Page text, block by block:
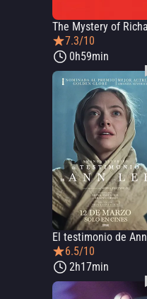
7.3/10
0h59min
6.5/10
2h17min